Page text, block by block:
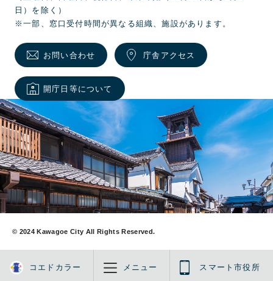
コエドカラー メニュー スマート市役所
日）を除く）
※一部、窓口受付時間が異なる組織、施設があります。
お問い合わせ 庁舎アクセス
開庁日等について
© 2024 Kawagoe City All Rights Reserved.